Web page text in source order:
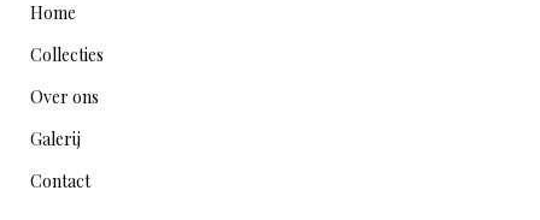
Home
Collecties
Over ons
Galerij
Contact